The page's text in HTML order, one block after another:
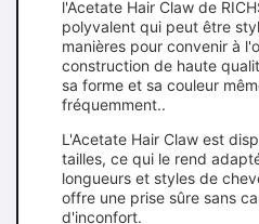
l'Acetate Hair Claw de
polyvalent qui peut être
manières pour convenir à
construction de haute
sa forme et sa couleur
fréquemment..
L'Acetate Hair Claw est
tailles, ce qui le rend
longueurs et styles de
offre une prise sûre sans
d'inconfort.